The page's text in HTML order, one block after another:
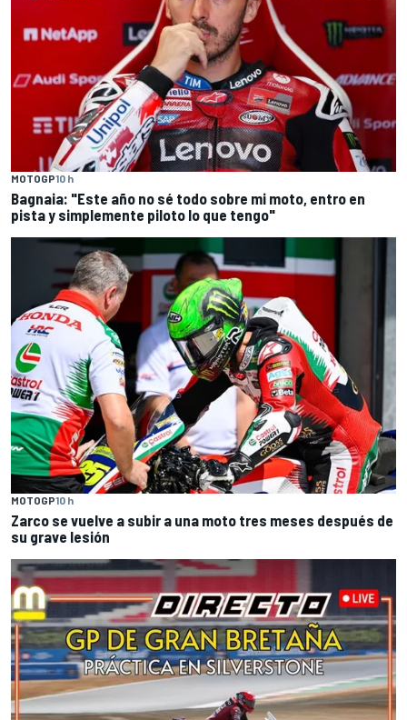
MOTOGP10 h
Bagnaia: "Este año no sé todo sobre mi moto, entro en
pista y simplemente piloto lo que tengo"
MOTOGP10 h
Zarco se vuelve a subir a una moto tres meses después de
su grave lesión